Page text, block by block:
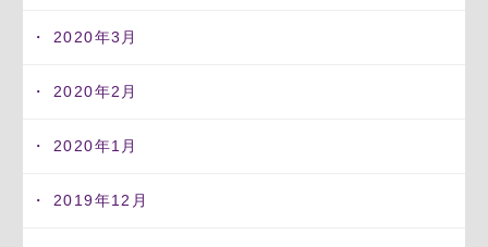
2020年3月
2020年2月
2020年1月
2019年12月